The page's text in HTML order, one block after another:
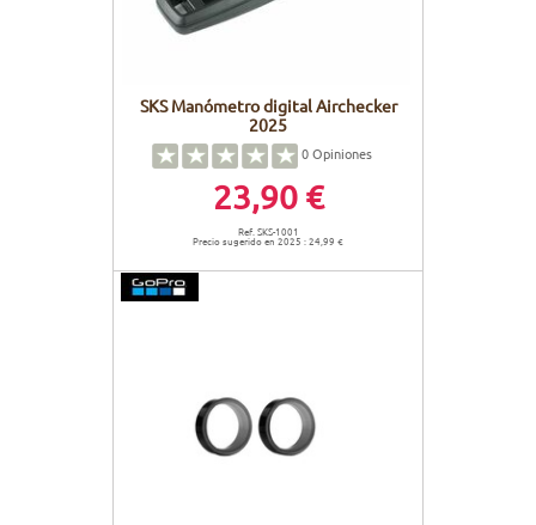
SKS Manómetro digital Airchecker
2025
0Opiniones
23,90 €
Ref. SKS-1001
Precio sugerido en 2025 : 24,99 €